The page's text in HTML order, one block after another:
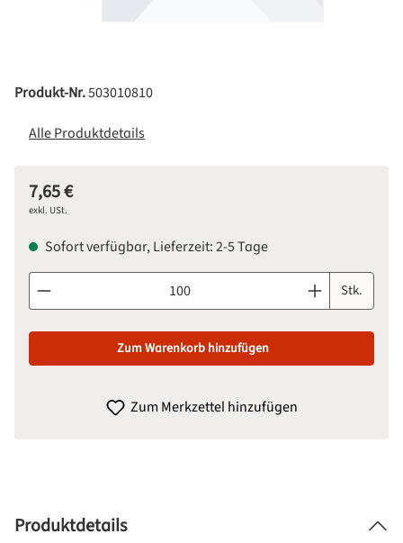
Produkt-Nr.503010810
Alle Produktdetails
Regulärer Preis:
7,65 €
exkl. USt.
Sofort verfügbar, Lieferzeit: 2-5 Tage
Produkt Anzahl: Gib den gewünschten Wert ein oderStk.
Zum Warenkorb hinzufügen
Zum Merkzettel hinzufügen
Produktdetails